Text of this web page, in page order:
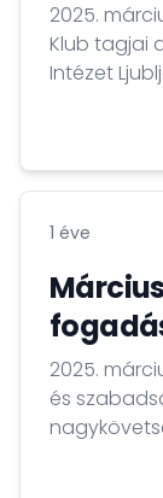
2025.
Klub tagjai
Intézet
1 éve
2025.
és